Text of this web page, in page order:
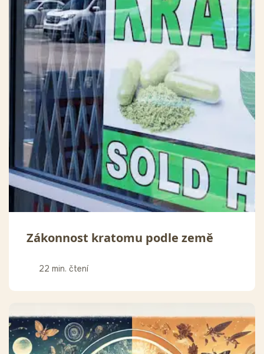
Zákonnost kratomu podle země
22 min. čtení